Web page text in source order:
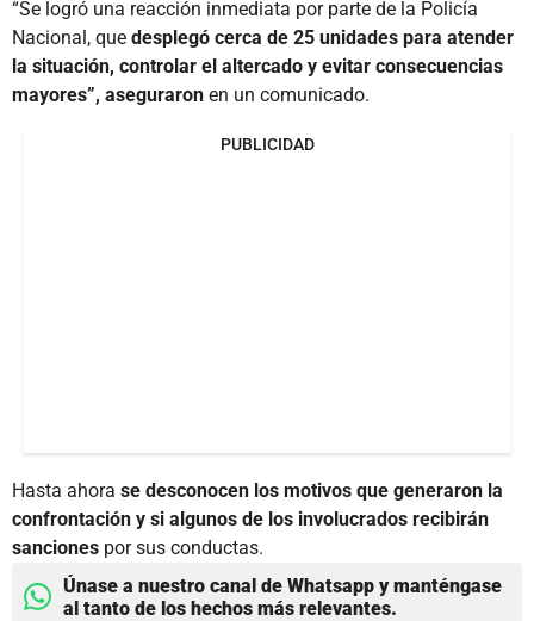
“Se logró una reacción inmediata por parte de la Policía
Nacional, que desplegó cerca de 25 unidades para atender
la situación, controlar el altercado y evitar consecuencias
mayores”, aseguraron en un comunicado.
PUBLICIDAD
Hasta ahora se desconocen los motivos que generaron la
confrontación y si algunos de los involucrados recibirán
sanciones por sus conductas.
Únase a nuestro canal de Whatsapp y manténgase
al tanto de los hechos más relevantes.